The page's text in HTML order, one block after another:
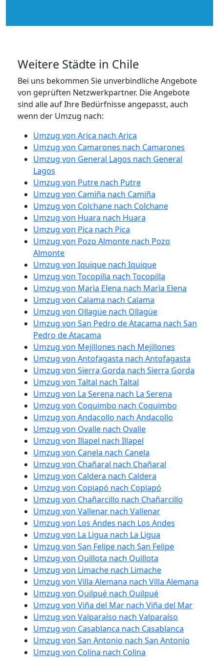
Weitere Städte in Chile
Bei uns bekommen Sie unverbindliche Angebote
von geprüften Netzwerkpartner. Die Angebote
sind alle auf Ihre Bedürfnisse angepasst, auch
wenn der Umzug nach:
Umzug von Arica nach Arica
Umzug von Camarones nach Camarones
Umzug von General Lagos nach General
Lagos
Umzug von Putre nach Putre
Umzug von Camiña nach Camiña
Umzug von Colchane nach Colchane
Umzug von Huara nach Huara
Umzug von Pica nach Pica
Umzug von Pozo Almonte nach Pozo
Almonte
Umzug von Iquique nach Iquique
Umzug von Tocopilla nach Tocopilla
Umzug von Marìa Elena nach Marìa Elena
Umzug von Calama nach Calama
Umzug von Ollagüe nach Ollagüe
Umzug von San Pedro de Atacama nach San
Pedro de Atacama
Umzug von Mejillones nach Mejillones
Umzug von Antofagasta nach Antofagasta
Umzug von Sierra Gorda nach Sierra Gorda
Umzug von Taltal nach Taltal
Umzug von La Serena nach La Serena
Umzug von Coquimbo nach Coquimbo
Umzug von Andacollo nach Andacollo
Umzug von Ovalle nach Ovalle
Umzug von Illapel nach Illapel
Umzug von Canela nach Canela
Umzug von Chañaral nach Chañaral
Umzug von Caldera nach Caldera
Umzug von Copiapó nach Copiapó
Umzug von Chañarcillo nach Chañarcillo
Umzug von Vallenar nach Vallenar
Umzug von Los Andes nach Los Andes
Umzug von La Ligua nach La Ligua
Umzug von San Felipe nach San Felipe
Umzug von Quillota nach Quillota
Umzug von Limache nach Limache
Umzug von Villa Alemana nach Villa Alemana
Umzug von Quilpué nach Quilpué
Umzug von Viña del Mar nach Viña del Mar
Umzug von Valparaíso nach Valparaíso
Umzug von Casablanca nach Casablanca
Umzug von San Antonio nach San Antonio
Umzug von Colina nach Colina